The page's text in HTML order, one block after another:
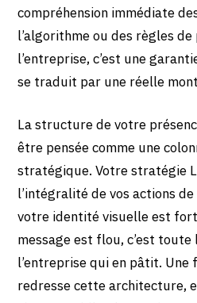
compréhension immédiate
l’algorithme ou des règles
l’entreprise, c’est une
se traduit par une réelle
La structure de votre
être pensée comme une
stratégique. Votre stratégie
l’intégralité de vos actions
votre identité visuelle est
message est flou, c’est
l’entreprise qui en pâtit. Une
redresse cette architecture,